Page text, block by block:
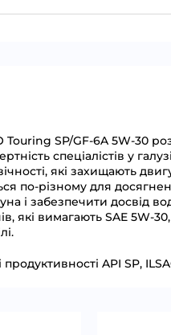
SP/GF-6A 5W-30
спеціалістів у
які захищають
по-різному для
і забезпечити досвід
які вимагають SAE 5W-
API SP,